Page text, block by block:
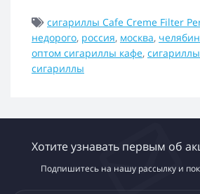
сигариллы Cafe Creme Filter
недорого, россия, москва,
оптом сигариллы кафе,
сигариллы
Хотите узнавать первым об
Подпишитесь на нашу рассылку и